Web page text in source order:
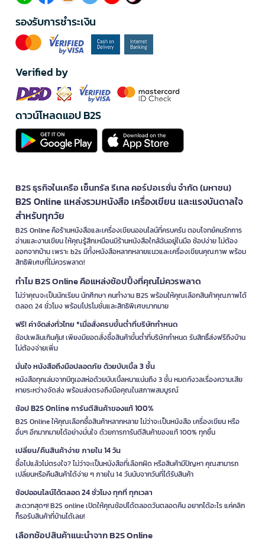
รองรับการชำระเงิน
Verified by
ดาวน์โหลดแอป B2S
B2S ธุรกิจในเครือ เซ็นทรัล รีเทล คอร์ปอเรชั่น จำกัด (มหาชน)
B2S Online แหล่งรวมหนังสือ เครื่องเขียน และแรงบันดาลใจ
สำหรับทุกวัย
B2S Online คือร้านหนังสือและเครื่องเขียนออนไลน์ที่ครบครัน ตอบโจทย์คนรักการ
อ่านและงานเขียน ให้คุณรู้สึกเหมือนมีร้านหนังสือใกล้ฉันอยู่ในมือ ช้อปง่าย ไม่ต้อง
ออกจากบ้าน เพราะ b2s มีทั้งหนังสือหลากหลายแนวและเครื่องเขียนคุณภาพ พร้อม
สิทธิพิเศษที่ไม่ควรพลาด!
ทำไม B2S Online คือแหล่งช้อปปิ้งที่คุณไม่ควรพลาด
ไม่ว่าคุณจะเป็นนักเรียน นักศึกษา คนทำงาน B2S พร้อมให้คุณเลือกสินค้าคุณภาพได้
ตลอด 24 ชั่วโมง พร้อมโปรโมชั่นและสิทธิพิเศษมากมาย
ฟรี! ค่าจัดส่งทั่วไทย *เมื่อสั่งครบขั้นต่ำที่บริษัทกำหนด
ช้อปเพลินเกินคุ้ม! เพียงมียอดสั่งซื้อสินค้าขั้นต่ำที่บริษัทกำหนด รับสิทธิ์ส่งฟรีถึงบ้าน
ไม่ต้องจ่ายเพิ่ม
มั่นใจ หนังสือถึงมือปลอดภัย ด้วยบับเบิ้ล 3 ชั้น
หนังสือทุกเล่มจากบีทูเอสห่อด้วยบับเบิ้ลหนาแน่นถึง 3 ชั้น หมดกังวลเรื่องความเสีย
หายระหว่างจัดส่ง พร้อมส่งตรงถึงมือคุณในสภาพสมบูรณ์
ช้อป B2S Online การันตีสินค้าของแท้ 100%
B2S Online ให้คุณเลือกซื้อสินค้าหลากหลาย ไม่ว่าจะเป็นหนังสือ เครื่องเขียน หรือ
อื่นๆ อีกมากมายได้อย่างมั่นใจ ด้วยการการันตีสินค้าของแท้ 100% ทุกชิ้น
เปลี่ยน/คืนสินค้าง่าย ภายใน 14 วัน
ซื้อไปแล้วไม่ตรงใจ? ไม่ว่าจะเป็นหนังสือที่เลือกผิด หรือสินค้ามีปัญหา คุณสามารถ
เปลี่ยนหรือคืนสินค้าได้ง่าย ๆ ภายใน 14 วันนับจากวันที่ได้รับสินค้า
ช้อปออนไลน์ได้ตลอด 24 ชั่วโมง ทุกที่ ทุกเวลา
สะดวกสุดๆ! B2S online เปิดให้คุณช้อปได้ตลอดวันตลอดคืน อยากได้อะไร แค่คลิก
ก็รอรับสินค้าที่บ้านได้เลย!
เลือกช้อปสินค้าแนะนำจาก B2S Online